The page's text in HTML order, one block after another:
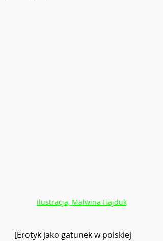
ilustracja, Malwina Hajduk
[Erotyk jako gatunek w polskiej